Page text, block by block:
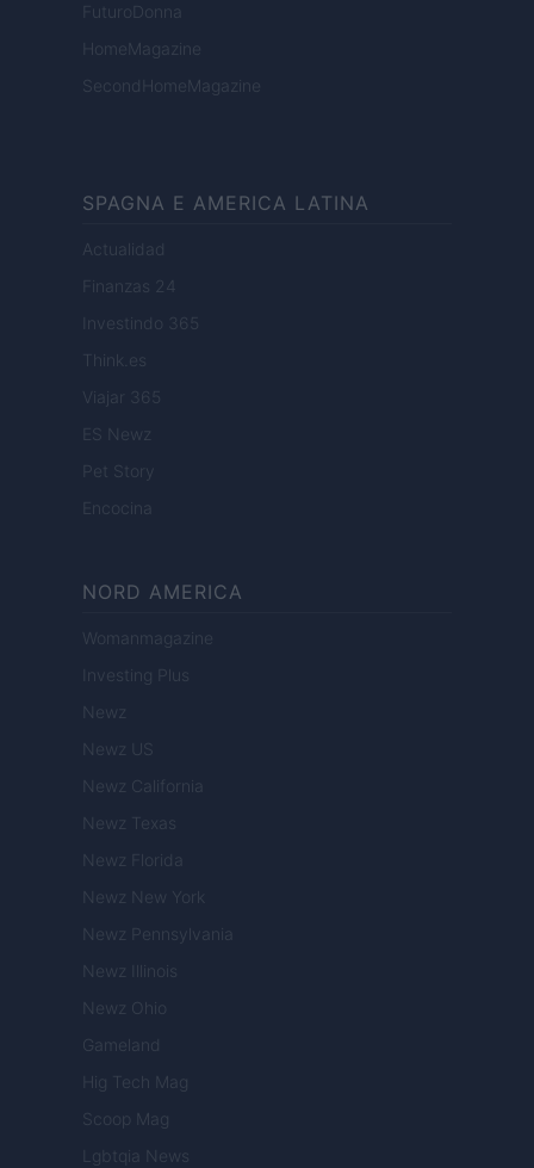
FuturoDonna
HomeMagazine
SecondHomeMagazine
SPAGNA E AMERICA LATINA
Actualidad
Finanzas 24
Investindo 365
Think.es
Viajar 365
ES Newz
Pet Story
Encocina
NORD AMERICA
Womanmagazine
Investing Plus
Newz
Newz US
Newz California
Newz Texas
Newz Florida
Newz New York
Newz Pennsylvania
Newz Illinois
Newz Ohio
Gameland
Hig Tech Mag
Scoop Mag
Lgbtqia News